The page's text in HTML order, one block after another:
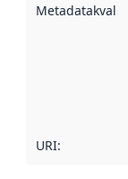
Metadatakvalitet
URI: